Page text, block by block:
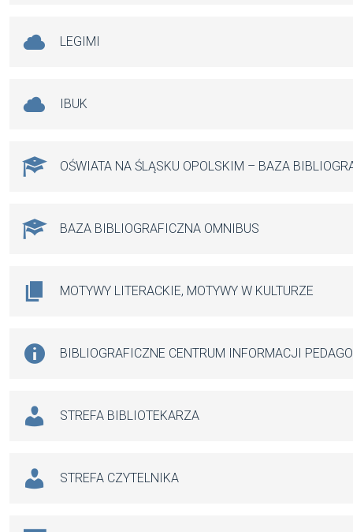
LEGIMI
IBUK
OŚWIATA NA ŚLĄSKU OPOLSKIM – BAZA
BAZA BIBLIOGRAFICZNA OMNIBUS
MOTYWY LITERACKIE, MOTYWY W KULTURZE
BIBLIOGRAFICZNE CENTRUM INFORMACJI
STREFA BIBLIOTEKARZA
STREFA CZYTELNIKA